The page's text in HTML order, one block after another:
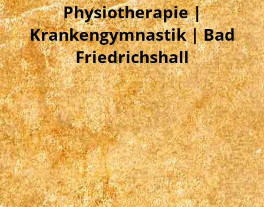
Physiotherapie |
Krankengymnastik | Bad
Friedrichshall